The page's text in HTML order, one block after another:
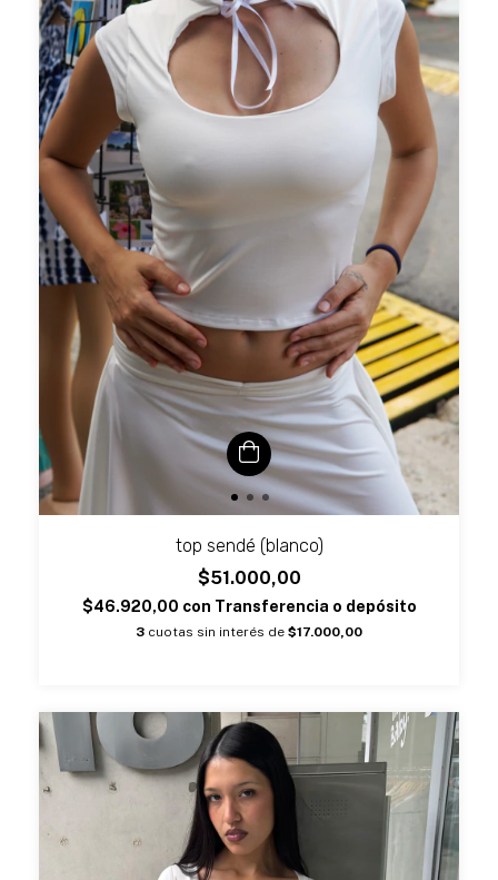
top sendé (blanco)
$51.000,00
$46.920,00 con Transferencia o depósito
3 cuotas sin interés de $17.000,00